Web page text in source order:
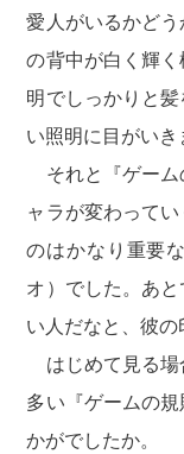
愛人がいるかど
の背中が白く輝
明でしっかりと
い照明に目がいき
それと『ゲーム
ャラが変わって
のはかなり重要
オ）でした。あ
い人だなと、彼の
はじめて見る場
多い『ゲームの
かがでしたか。